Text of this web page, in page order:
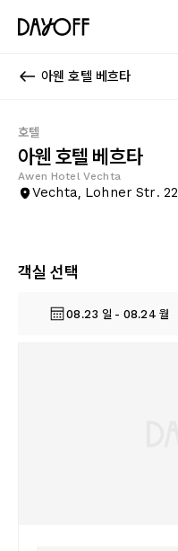
아웬 호텔 베흐타
호텔
아웬 호텔 베흐타
Awen Hotel Vechta
Vechta, Lohner Str. 22
객실 선택
08.23 일 - 08.24 월